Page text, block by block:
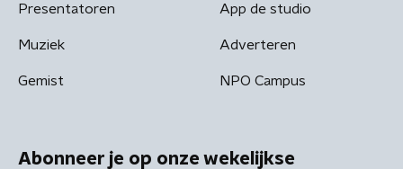
Presentatoren
Muziek
Gemist
App de studio
Adverteren
NPO Campus
Abonneer je op onze wekelijkse